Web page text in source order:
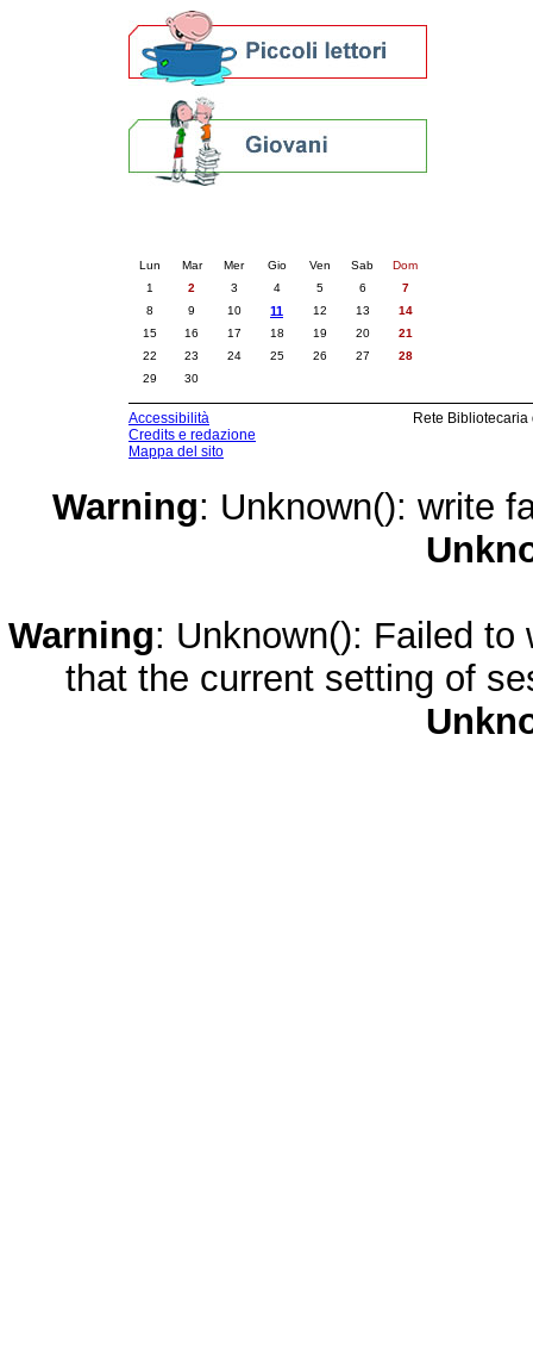
Lun Mar Mer Gio Ven Sab
Dom
1
2 3 4 5 6
7
8
9 10 11 12 13
14
15
16 17 18 19 20
21
22
23 24 25 26 27
28
29
30
Accessibilità
Credits e redazione
Mappa del sito
Rete
Warning: Unknown(): write
Warning: Unknown(): Failed
that the current setting of